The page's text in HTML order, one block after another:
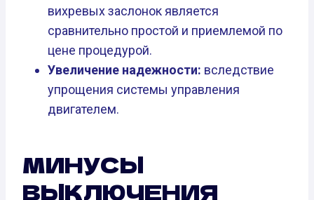
вихревых заслонок является
сравнительно простой и приемлемой по
цене процедурой.
Увеличение надежности: вследствие
упрощения системы управления
двигателем.
МИНУСЫ
ВЫКЛЮЧЕНИЯ